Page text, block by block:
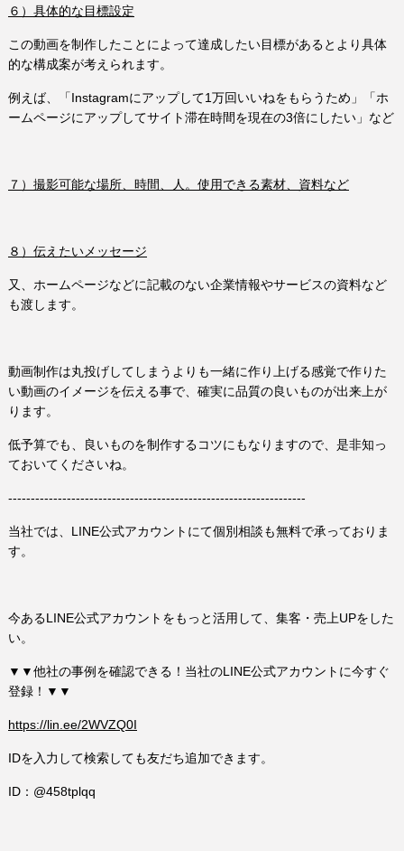
６）具体的な目標設定
この動画を制作したことによって達成したい目標があるとより具体
的な構成案が考えられます。
例えば、「Instagramにアップして1万回いいねをもらうため」「ホ
ームページにアップしてサイト滞在時間を現在の3倍にしたい」など
７）撮影可能な場所、時間、人。使用できる素材、資料など
８）伝えたいメッセージ
又、ホームページなどに記載のない企業情報やサービスの資料など
も渡します。
動画制作は丸投げしてしまうよりも一緒に作り上げる感覚で作りた
い動画のイメージを伝える事で、確実に品質の良いものが出来上が
ります。
低予算でも、良いものを制作するコツにもなりますので、是非知っ
ておいてくださいね。
------------------------------------------------------------------
当社では、LINE公式アカウントにて個別相談も無料で承っておりま
す。
今あるLINE公式アカウントをもっと活用して、集客・売上UPをした
い。
▼▼他社の事例を確認できる！当社のLINE公式アカウントに今すぐ
登録！▼▼
https://lin.ee/2WVZQ0I
IDを入力して検索しても友だち追加できます。
ID：@458tplqq